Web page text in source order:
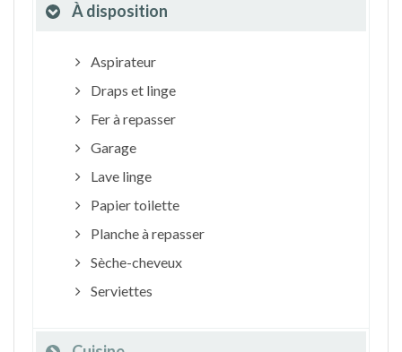
À disposition
Aspirateur
Draps et linge
Fer à repasser
Garage
Lave linge
Papier toilette
Planche à repasser
Sèche-cheveux
Serviettes